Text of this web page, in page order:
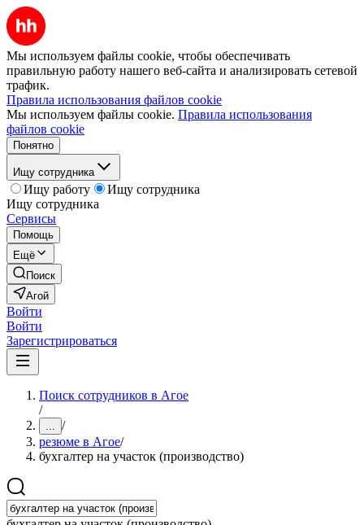
Мы используем файлы cookie, чтобы обеспечивать
правильную работу нашего веб-сайта и анализировать сетевой
трафик.
Правила использования файлов cookie
Мы используем файлы cookie. Правила использования
файлов cookie
Понятно
Ищу сотрудника
Ищу работу
Ищу сотрудника
Ищу сотрудника
Сервисы
Помощь
Ещё
Поиск
Агой
Войти
Войти
Зарегистрироваться
Поиск сотрудников в Агое
/
... /
резюме в Агое/
бухгалтер на участок (производство)